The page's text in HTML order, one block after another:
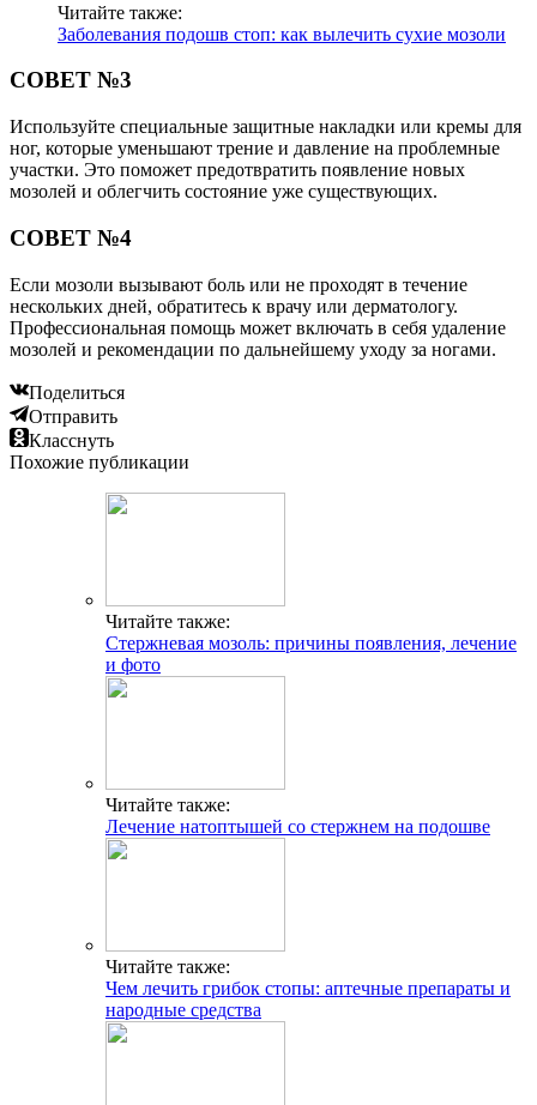
Читайте также:
Заболевания подошв стоп: как вылечить сухие мозоли
СОВЕТ №3
Используйте специальные защитные накладки или кремы для
ног, которые уменьшают трение и давление на проблемные
участки. Это поможет предотвратить появление новых
мозолей и облегчить состояние уже существующих.
СОВЕТ №4
Если мозоли вызывают боль или не проходят в течение
нескольких дней, обратитесь к врачу или дерматологу.
Профессиональная помощь может включать в себя удаление
мозолей и рекомендации по дальнейшему уходу за ногами.
Поделиться
Отправить
Класснуть
Похожие публикации
Читайте также:
Стержневая мозоль: причины появления, лечение
и фото
Читайте также:
Лечение натоптышей со стержнем на подошве
Читайте также:
Чем лечить грибок стопы: аптечные препараты и
народные средства